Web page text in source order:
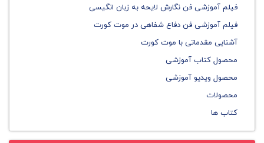
فیلم آموزشی فن نگارش لایحه به زبان انگیسی
فیلم آموزشی فن دفاع شفاهی در موت کورت
آشنایی مقدماتی با موت کورت
محصول کتاب آموزشی
محصول ویدیو آموزشی
محصولات
کتاب ها